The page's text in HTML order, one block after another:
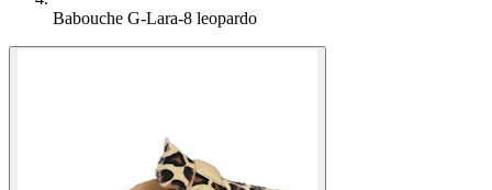
Babouche G-Lara-8 leopardo